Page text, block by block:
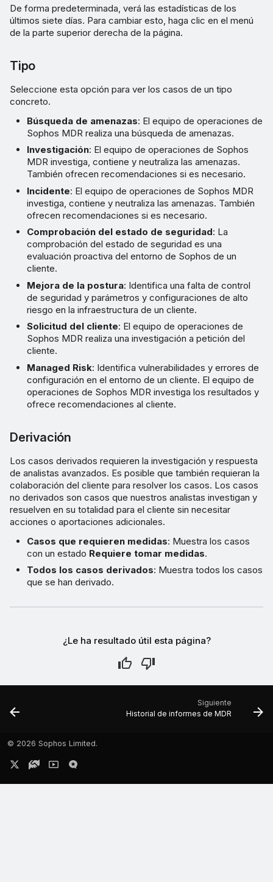
De forma predeterminada, verá las estadísticas de los
últimos siete días. Para cambiar esto, haga clic en el menú
de la parte superior derecha de la página.
Tipo
Seleccione esta opción para ver los casos de un tipo
concreto.
Búsqueda de amenazas: El equipo de operaciones de
Sophos MDR realiza una búsqueda de amenazas.
Investigación: El equipo de operaciones de Sophos
MDR investiga, contiene y neutraliza las amenazas.
También ofrecen recomendaciones si es necesario.
Incidente: El equipo de operaciones de Sophos MDR
investiga, contiene y neutraliza las amenazas. También
ofrecen recomendaciones si es necesario.
Comprobación del estado de seguridad: La
comprobación del estado de seguridad es una
evaluación proactiva del entorno de Sophos de un
cliente.
Mejora de la postura: Identifica una falta de control
de seguridad y parámetros y configuraciones de alto
riesgo en la infraestructura de un cliente.
Solicitud del cliente: El equipo de operaciones de
Sophos MDR realiza una investigación a petición del
cliente.
Managed Risk: Identifica vulnerabilidades y errores de
configuración en el entorno de un cliente. El equipo de
operaciones de Sophos MDR investiga los resultados y
ofrece recomendaciones al cliente.
Derivación
Los casos derivados requieren la investigación y respuesta
de analistas avanzados. Es posible que también requieran la
colaboración del cliente para resolver los casos. Los casos
no derivados son casos que nuestros analistas investigan y
resuelven en su totalidad para el cliente sin necesitar
acciones o aportaciones adicionales.
Casos que requieren medidas: Muestra los casos
con un estado Requiere tomar medidas.
Todos los casos derivados: Muestra todos los casos
que se han derivado.
¿Le ha resultado útil esta página?
Siguiente
Historial de informes de MDR
© 2026 Sophos Limited.